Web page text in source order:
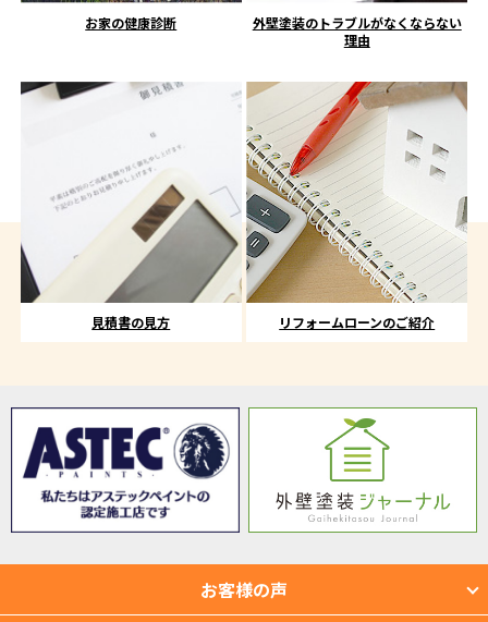
お家の健康診断
外壁塗装のトラブルがなくならない
理由
見積書の見方 リフォームローンのご紹介
お客様の声